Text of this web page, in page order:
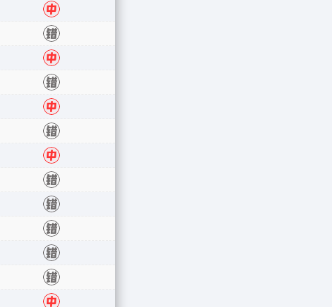
中
中
错
中
错
中
错
中
错
错
错
错
错